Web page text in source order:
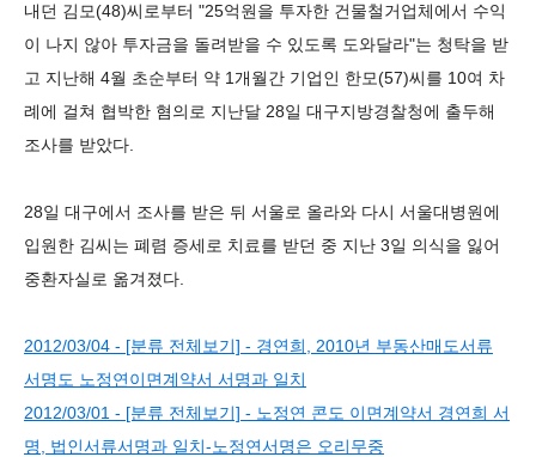
내던 김모(48)씨로부터 "25억원을 투자한 건물철거업체에서 수익
이 나지 않아 투자금을 돌려받을 수 있도록 도와달라"는 청탁을 받
고 지난해 4월 초순부터 약 1개월간 기업인 한모(57)씨를 10여 차
례에 걸쳐 협박한 혐의로 지난달 28일 대구지방경찰청에 출두해
조사를 받았다.
28일 대구에서 조사를 받은 뒤 서울로 올라와 다시 서울대병원에
입원한 김씨는 폐렴 증세로 치료를 받던 중 지난 3일 의식을 잃어
중환자실로 옮겨졌다.
2012/03/04 - [분류 전체보기] - 경연희, 2010년 부동산매도서류
서명도 노정연이면계약서 서명과 일치
2012/03/01 - [분류 전체보기] - 노정연 콘도 이면계약서 경연희 서
명, 법인서류서명과 일치-노정연서명은 오리무중